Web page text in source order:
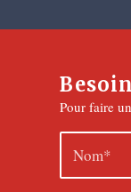
Pour faire